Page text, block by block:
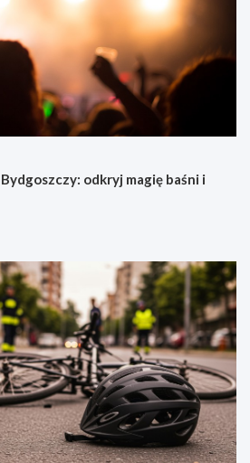
odkryj magię baśni i